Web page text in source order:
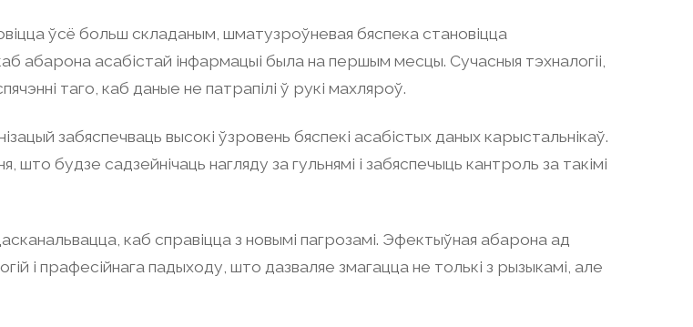
ўсё больш складаным, шматузроўневая бяспека становіцца
абарона асабістай інфармацыі была на першым месцы. Сучасныя тэхналогіі,
таго, каб даные не патрапілі ў рукі махляроў.
забяспечваць высокі ўзровень бяспекі асабістых даных карыстальнікаў.
будзе садзейнічаць нагляду за гульнямі і забяспечыць кантроль за такімі
каб справіцца з новымі пагрозамі. Эфектыўная абарона ад
і прафесійнага падыходу, што дазваляе змагацца не толькі з рызыкамі, але